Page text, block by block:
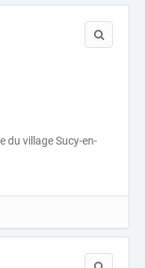
du village Sucy-en-